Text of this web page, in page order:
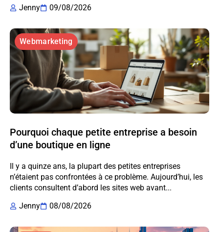
Jenny
09/08/2026
Webmarketing
Pourquoi chaque petite entreprise a besoin
d’une boutique en ligne
Il y a quinze ans, la plupart des petites entreprises
n’étaient pas confrontées à ce problème. Aujourd’hui, les
clients consultent d’abord les sites web avant...
Jenny
08/08/2026